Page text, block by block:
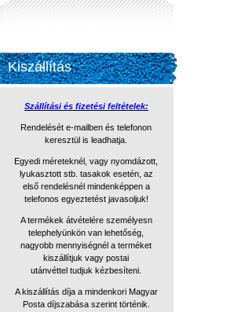
Kiszállítás
Szállítási és fizetési feltételek:
Rendelését e-mailben és telefonon
keresztül is leadhatja.
Egyedi méreteknél, vagy nyomdázott,
lyukasztott stb. tasakok esetén, az
első rendelésnél mindenképpen a
telefonos egyeztetést javasoljuk!
A termékek átvételére személyesn
telephelyünkön van lehetőség,
nagyobb mennyiségnél a terméket
kiszállítjuk vagy postai
utánvétteltudjuk kézbesíteni.
A kiszállítás díja a mindenkori Magyar
Posta díjszabása szerint történik.